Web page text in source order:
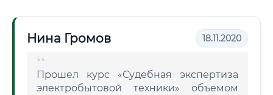
Нина Громов 18.11.2020
Прошел курс «Судебная экспертиза
электробытовой техники» объемом